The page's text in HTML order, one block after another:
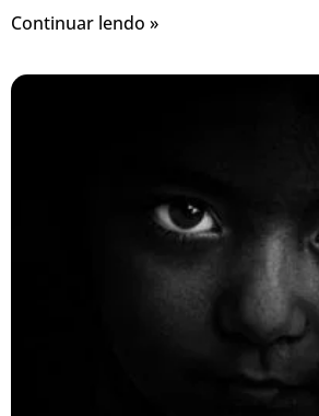
Continuar lendo »